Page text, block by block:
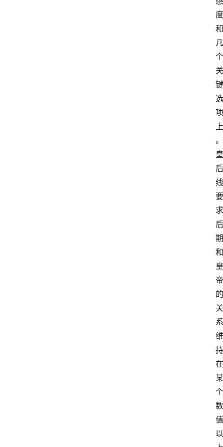
度
和
几
个
关
键
选
项
上
。
皇
后
线
要
求
后
期
和
皇
帝
的
关
系
维
持
在
某
个
数
值
以